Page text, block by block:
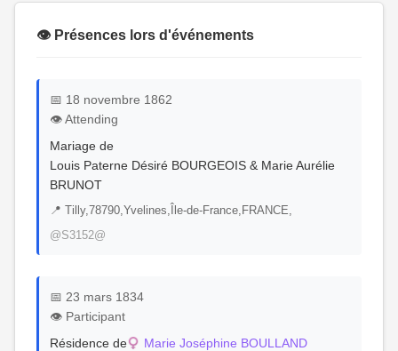
👁️ Présences lors d'événements
📅 18 novembre 1862
👁️ Attending
Mariage de
Louis Paterne Désiré BOURGEOIS & Marie Aurélie
BRUNOT
📍 Tilly,78790,Yvelines,Île-de-France,FRANCE,
@S3152@
📅 23 mars 1834
👁️ Participant
Résidence de
Marie Joséphine BOULLAND